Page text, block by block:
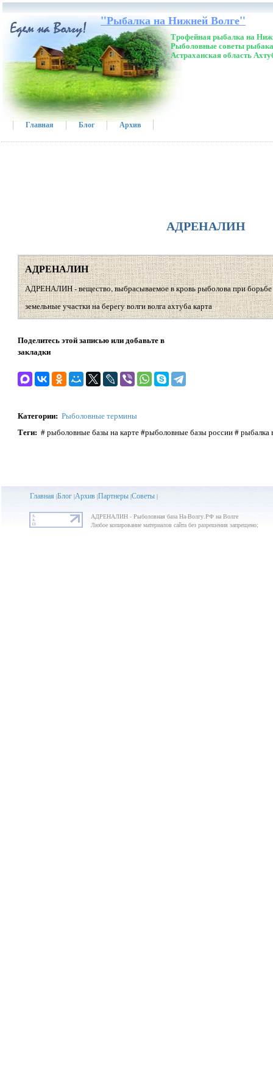
"Рыбалка на Нижней Волге"
Трофейная рыбалка на
Рыболовные советы
Астраханская область
Главная Блог Архив
АДРЕНАЛИН
АДРЕНАЛИН
АДРЕНАЛИН - вещество, выбрасываемое в кровь рыболова при
земельные участки на берегу волги волга ахтуба карта
Поделитесь этой записью или добавьте в
закладки
Категории: Рыболовные термины
Теги: # рыболовные базы на карте #рыболовные базы россии # рыбалка
Главная |Блог|Архив|Партнеры|Советы|
АДРЕНАЛИН - Рыболовная база На-Волгу.РФ на Волге
Любое копирование материалов сайта без разрешения запрещено;